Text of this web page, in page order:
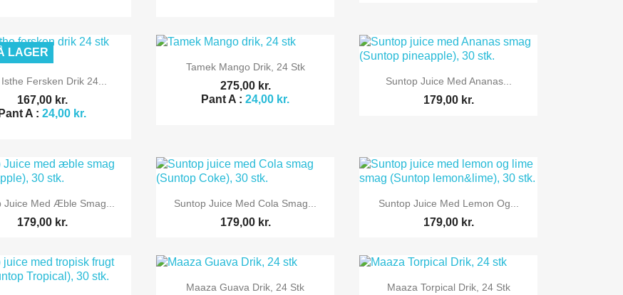
 Vis her
Fersken Drik 24...
167,00 kr.
Pant A :24,00 kr.
LAGER
 Vis her
Tamek Mango Drik, 24 Stk
275,00 kr.
Pant A :24,00 kr.
 Vis her
Suntop Juice Med Ananas...
179,00 kr.
 Vis her
Juice Med Æble Smag...
179,00 kr.
 Vis her
Suntop Juice Med Cola Smag...
179,00 kr.
 Vis her
Suntop Juice Med Lemon Og...
179,00 kr.
 Vis her
Maaza Guava Drik, 24 Stk  Vis her
Maaza Torpical Drik, 24 Stk